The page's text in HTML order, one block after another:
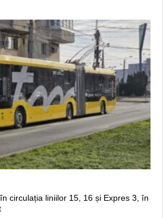
circulația liniilor 15, 16 și Expres 3, în